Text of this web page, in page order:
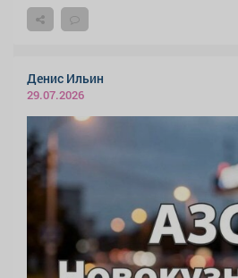
Денис Ильин
29.07.2026